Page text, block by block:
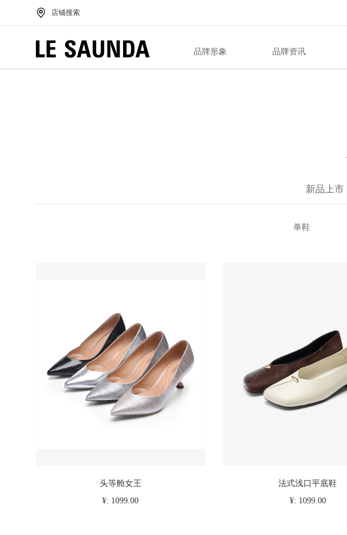
店铺搜索
品牌形象 品牌资讯
新品上市
单鞋
头等舱女王
¥: 1099.00
法式浅口平底鞋
¥: 1099.00